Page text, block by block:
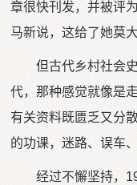
章很快刊发，并被评
马新说，这给了她莫
但古代乡村社会
代，那种感觉就像是
有关资料既匮乏又分
的功课，迷路、误车
经过不懈坚持，